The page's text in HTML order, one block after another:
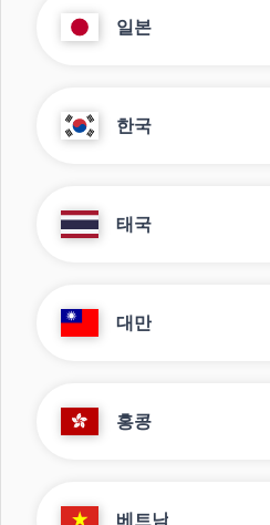
일본
한국
태국
대만
홍콩
베트남